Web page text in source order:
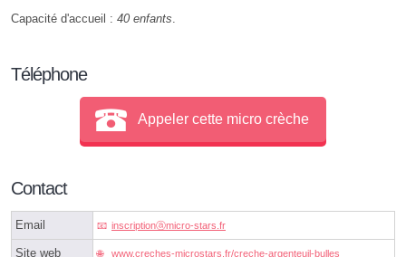
Capacité d'accueil : 40 enfants
Téléphone
Appeler cette micro crèche
Contact
Email inscriptionⓐmicro-stars.fr
Site web www.creches-microstars.fr/creche-argenteuil-bulles